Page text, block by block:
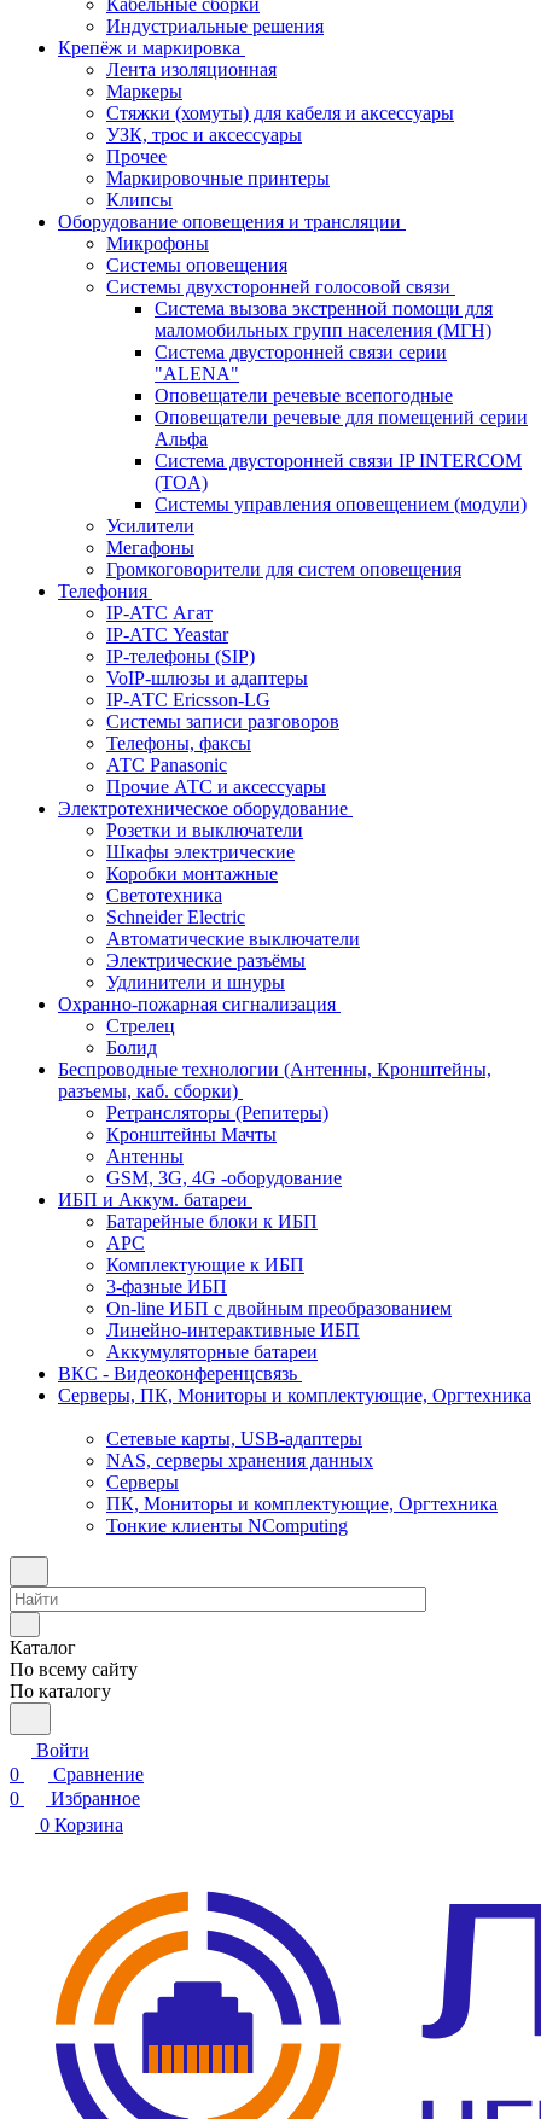
Кабельные сборки
Индустриальные решения
Крепёж и маркировка
Лента изоляционная
Маркеры
Стяжки (хомуты) для кабеля и аксессуары
УЗК, трос и аксессуары
Прочее
Маркировочные принтеры
Клипсы
Оборудование оповещения и трансляции
Микрофоны
Системы оповещения
Системы двухсторонней голосовой связи
Система вызова экстренной помощи для
маломобильных групп населения (МГН)
Система двусторонней связи серии
"ALENA"
Оповещатели речевые всепогодные
Оповещатели речевые для помещений серии
Альфа
Система двусторонней связи IP INTERCOM
(TOA)
Системы управления оповещением (модули)
Усилители
Мегафоны
Громкоговорители для систем оповещения
Телефония
IP-АТС Агат
IP-АТС Yeastar
IP-телефоны (SIP)
VoIP-шлюзы и адаптеры
IP-АТС Ericsson-LG
Системы записи разговоров
Телефоны, факсы
АТС Panasonic
Прочие АТС и аксессуары
Электротехническое оборудование
Розетки и выключатели
Шкафы электрические
Коробки монтажные
Светотехника
Schneider Electric
Автоматические выключатели
Электрические разъёмы
Удлинители и шнуры
Охранно-пожарная сигнализация
Стрелец
Болид
Беспроводные технологии (Антенны, Кронштейны,
разъемы, каб. сборки)
Ретрансляторы (Репитеры)
Кронштейны Мачты
Антенны
GSM, 3G, 4G -оборудование
ИБП и Аккум. батареи
Батарейные блоки к ИБП
APC
Комплектующие к ИБП
3-фазные ИБП
On-line ИБП с двойным преобразованием
Линейно-интерактивные ИБП
Аккумуляторные батареи
ВКС - Видеоконференцсвязь
Серверы, ПК, Мониторы и комплектующие, Оргтехника
Сетевые карты, USB-адаптеры
NAS, серверы хранения данных
Серверы
ПК, Мониторы и комплектующие, Оргтехника
Тонкие клиенты NComputing
Каталог
По всему сайту
По каталогу
Войти
0
Сравнение
0
Избранное
0 Корзина